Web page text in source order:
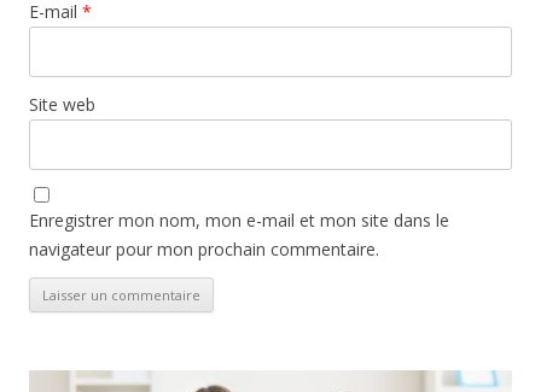
E-mail *
Site web
Enregistrer mon nom, mon e-mail et mon site dans le
navigateur pour mon prochain commentaire.